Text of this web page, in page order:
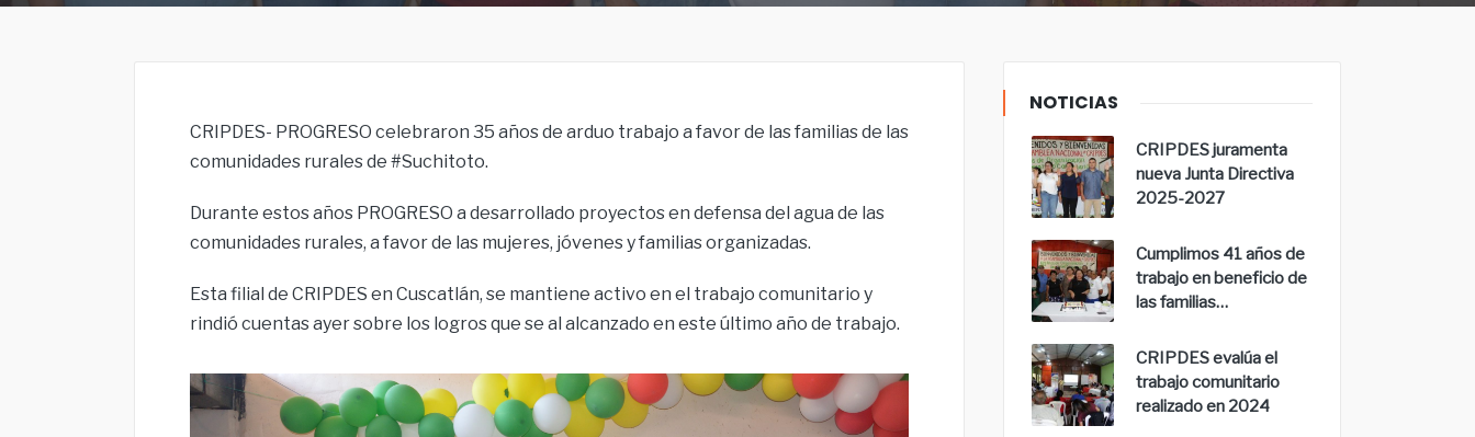
CRIPDES- PROGRESO celebraron 35 años de arduo trabajo a favor de las familias de las
comunidades rurales de #Suchitoto.
Durante estos años PROGRESO a desarrollado proyectos en defensa del agua de las
comunidades rurales, a favor de las mujeres, jóvenes y familias organizadas.
Esta filial de CRIPDES en Cuscatlán, se mantiene activo en el trabajo comunitario y
rindió cuentas ayer sobre los logros que se al alcanzado en este último año de trabajo.
NOTICIAS
CRIPDES juramenta
nueva Junta Directiva
2025-2027
Cumplimos 41 años de
trabajo en beneficio de
las familias…
CRIPDES evalúa el
trabajo comunitario
realizado en 2024